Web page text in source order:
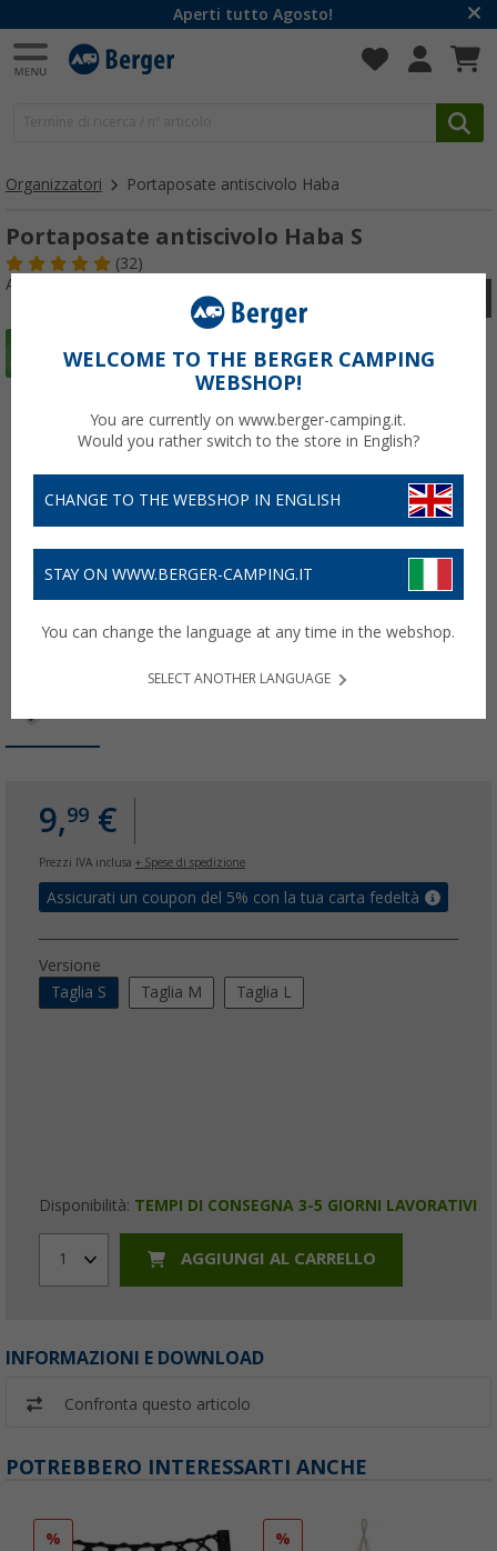
Aperti tutto Agosto!
Organizzatori Portaposate antiscivolo Haba
Portaposate antiscivolo Haba S
(32)
Articolo n: 414570
9,99 €
Prezzi IVA inclusa + Spese di spedizione
Assicurati un coupon del 5% con la tua carta fedeltà
Versione
Taglia S
Taglia M Taglia L
Disponibilità: TEMPI DI CONSEGNA 3-5 GIORNI LAVORATIVI
1 AGGIUNGI AL CARRELLO
INFORMAZIONI E DOWNLOAD
Confronta questo articolo
POTREBBERO INTERESSARTI ANCHE
% %
WELCOME TO THE BERGER CAMPING
WEBSHOP!
You are currently on www.berger-camping.it.
Would you rather switch to the store in English?
CHANGE TO THE WEBSHOP IN ENGLISH
STAY ON WWW.BERGER-CAMPING.IT
You can change the language at any time in the webshop.
SELECT ANOTHER LANGUAGE